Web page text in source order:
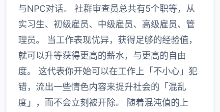
与NPC对话。 社群审查员总共有5个职等，从
实习生、初级雇员、中级雇员、高级雇员、管
理员。 当工作表现优异，获得足够的经验值，
就可以升等获得更高的薪水，与更高的自由
度。 这代表你开始可以在工作上「不小心」犯
错，流出一些情色内容来提升社会的「混乱
度」，而不会立刻被开除。 随着混沌值的上